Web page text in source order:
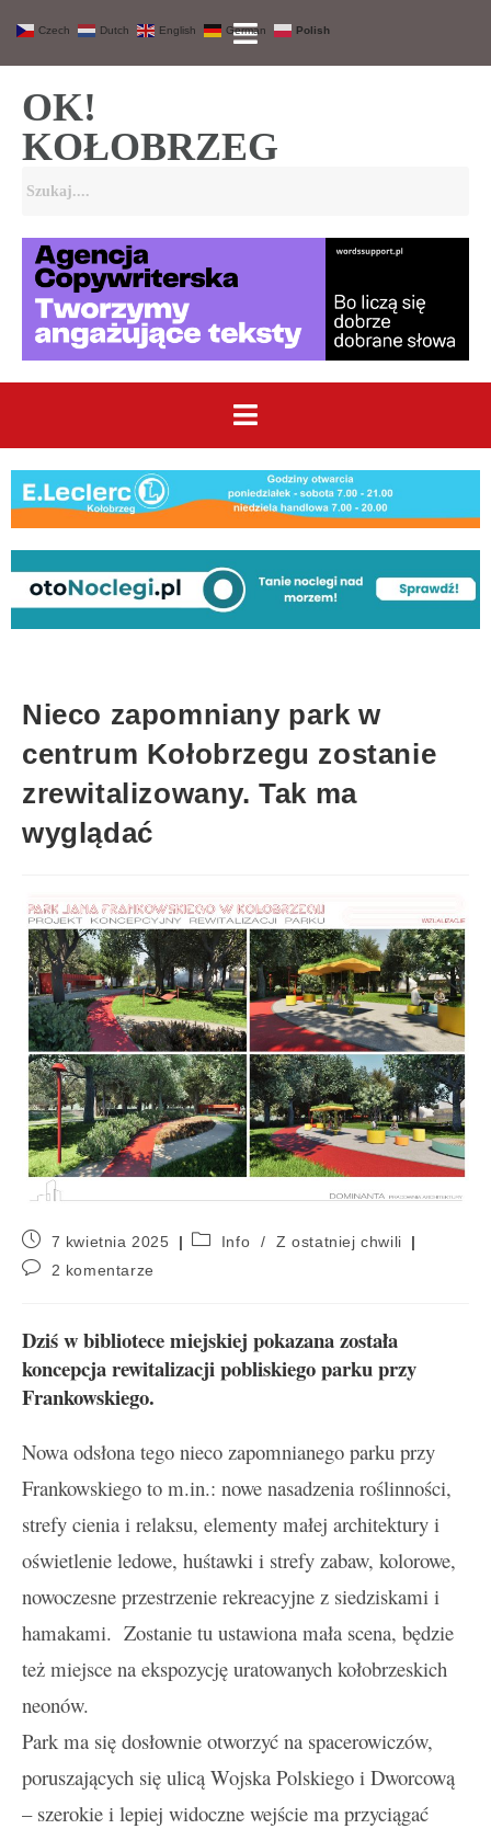
OK!
KOŁOBRZEG
Nieco zapomniany park w
centrum Kołobrzegu zostanie
zrewitalizowany. Tak ma
wyglądać
7 kwietnia 2025 Info /
Z ostatniej chwili
2 komentarze
Dziś w bibliotece miejskiej pokazana została
koncepcja rewitalizacji pobliskiego parku przy
Frankowskiego.
Nowa odsłona tego nieco zapomnianego parku przy
Frankowskiego to m.in.: nowe nasadzenia roślinności,
strefy cienia i relaksu, elementy małej architektury i
oświetlenie ledowe, huśtawki i strefy zabaw, kolorowe,
nowoczesne przestrzenie rekreacyjne z siedziskami i
hamakami. Zostanie tu ustawiona mała scena, będzie
też miejsce na ekspozycję uratowanych kołobrzeskich
neonów.
Park ma się dosłownie otworzyć na spacerowiczów,
poruszających się ulicą Wojska Polskiego i Dworcową
– szerokie i lepiej widoczne wejście ma przyciągać
Czech Dutch English German Polish